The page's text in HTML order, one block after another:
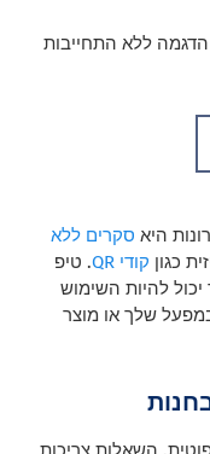
הדגמה ללא התחייבות
היא סקרים ללא
כגון קודי QR
. טיפ
להיות השימוש
שלך או מוצר